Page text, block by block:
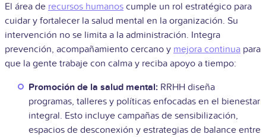
El área de recursos humanos cumple un rol estratégico para
cuidar y fortalecer la salud mental en la organización. Su
intervención no se limita a la administración. Integra
prevención, acompañamiento cercano y mejora continua para
que la gente trabaje con calma y reciba apoyo a tiempo:
Promoción de la salud mental: RRHH diseña
programas, talleres y políticas enfocadas en el bienestar
integral. Esto incluye campañas de sensibilización,
espacios de desconexión y estrategias de balance entre